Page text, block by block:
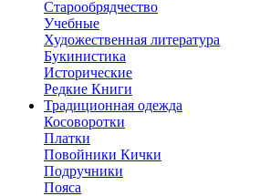
Старообрядчество
Учебные
Художественная литература
Букинистика
Исторические
Редкие Книги
Традиционная одежда
Косоворотки
Платки
Повойники Кички
Подручники
Пояса